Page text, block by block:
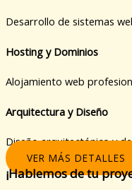
Desarrollo de sistemas
Hosting y Dominios
Alojamiento web
Arquitectura y Diseño
Diseño arquitectónico y
VER MÁS DETALLES
¡Hablemos de tu